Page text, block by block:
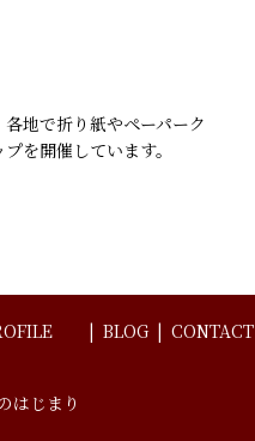
地で折り紙やペーパーク
を開催しています。
はじまり
BLOG CONTACT